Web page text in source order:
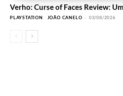
Verho: Curse of Faces Review:
PLAYSTATION JOÃO CANELO - 03/08/2026